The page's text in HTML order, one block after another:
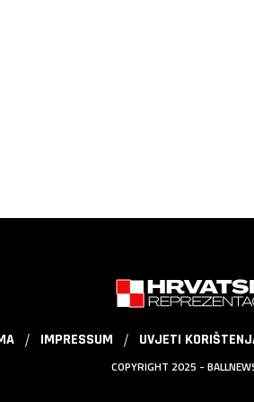
IMPRESSUM UVJETI
COPYRIGHT 2025 -